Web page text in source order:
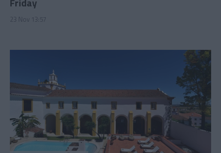
23 Nov 13:57